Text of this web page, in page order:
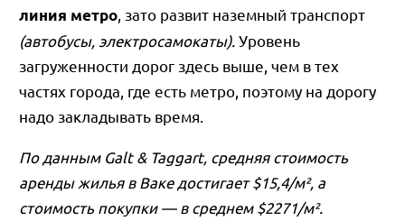
линия метро, зато развит наземный транспорт
(автобусы, электросамокаты).Уровень
загруженности дорог здесь выше, чем в тех
частях города, где есть метро, поэтому на дорогу
надо закладывать время.
По данным Galt & Taggart, средняя стоимость
аренды жилья в Ваке достигает $15,4/м², а
стоимость покупки — в среднем $2271/м².